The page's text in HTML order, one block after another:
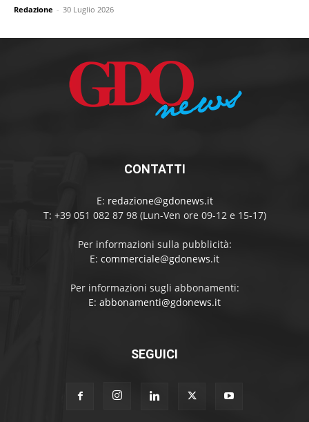
Redazione - 30 Luglio 2026
CONTATTI
E: redazione@gdonews.it
T: +39 051 082 87 98 (Lun-Ven ore 09-12 e 15-17)
Per informazioni sulla pubblicità:
E: commerciale@gdonews.it
Per informazioni sugli abbonamenti:
E: abbonamenti@gdonews.it
SEGUICI